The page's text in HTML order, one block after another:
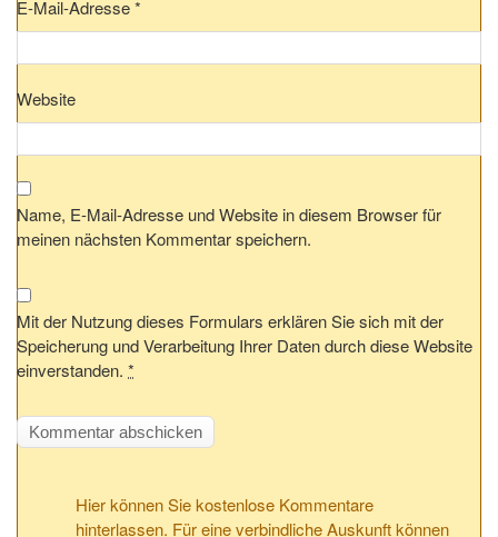
E-Mail-Adresse*
Website
Name, E-Mail-Adresse und Website in diesem Browser für
meinen nächsten Kommentar speichern.
Mit der Nutzung dieses Formulars erklären Sie sich mit der
Speicherung und Verarbeitung Ihrer Daten durch diese Website
einverstanden. *
Hier können Sie kostenlose Kommentare
hinterlassen. Für eine verbindliche Auskunft können